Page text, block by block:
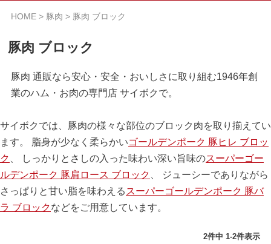
HOME 豚肉 豚肉 ブロック
豚肉 ブロック
豚肉 通販なら安心・安全・おいしさに取り組む1946年創
業のハム・お肉の専門店 サイボクで。
サイボクでは、豚肉の様々な部位のブロック肉を取り揃えてい
ます。 脂身が少なく柔らかいゴールデンポーク 豚ヒレ ブロッ
ク
、 しっかりとさしの入った味わい深い旨味のスーパーゴー
ルデンポーク 豚肩ロース ブロック
、 ジューシーでありながら
さっぱりと甘い脂を味わえる スーパーゴールデンポーク 豚バ
ラ ブロックなどをご用意しています。
2件中 1-2件表示